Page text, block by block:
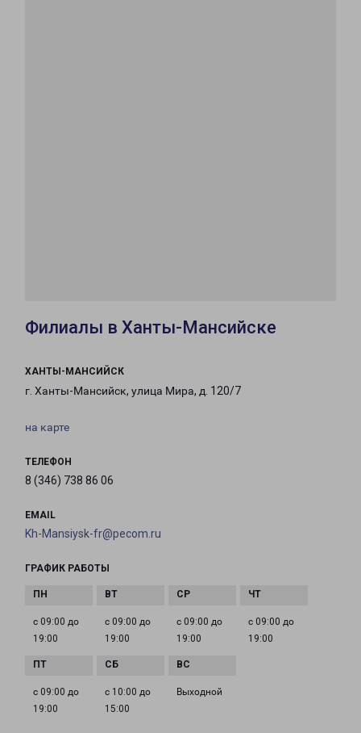
Филиалы в Ханты-Мансийске
ХАНТЫ-МАНСИЙСК
г. Ханты-Мансийск, улица Мира, д. 120/7
на карте
ТЕЛЕФОН
8 (346) 738 86 06
EMAIL
Kh-Mansiysk-fr@pecom.ru
ГРАФИК РАБОТЫ
с 09:00 до
19:00
с 09:00 до
19:00
с 09:00 до
19:00
с 09:00 до
19:00
с 09:00 до
19:00
с 10:00 до
15:00
Выходной